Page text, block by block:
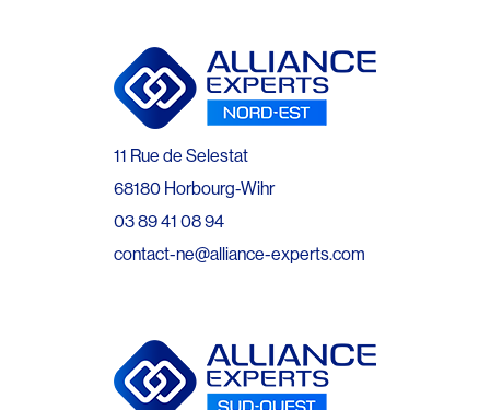
11 Rue de Selestat
68180 Horbourg-Wihr
03 89 41 08 94
contact-ne@alliance-experts.com